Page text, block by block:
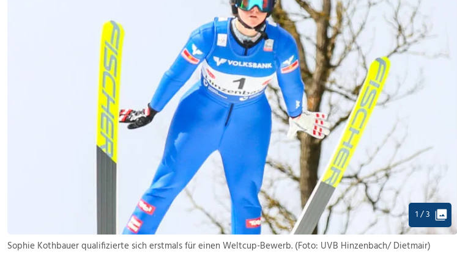
1 / 3
Sophie Kothbauer qualifizierte sich erstmals für einen Weltcup-Bewerb. (Foto: UVB Hinzenbach/ Dietmair)